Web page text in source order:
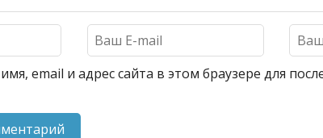
email и адрес сайта в этом браузере для